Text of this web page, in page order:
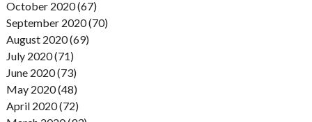
October 2020 (67)
September 2020 (70)
August 2020 (69)
July 2020 (71)
June 2020 (73)
May 2020 (48)
April 2020 (72)